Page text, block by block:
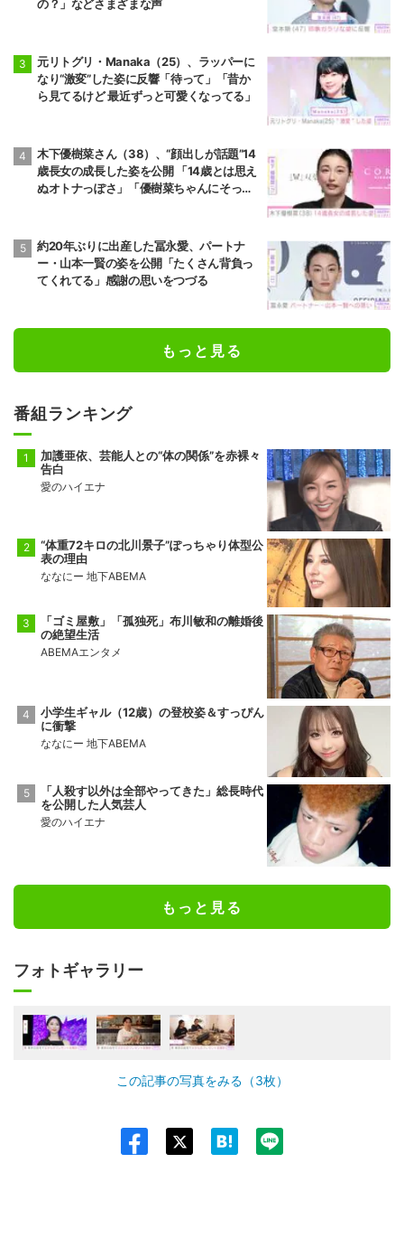
の？」などさまざまな声
元リトグリ・Manaka（25）、ラッパーに
なり“激変”した姿に反響「待って」「昔か
ら見てるけど 最近ずっと可愛くなってる」
木下優樹菜さん（38）、“顔出しが話題”14
歳長女の成長した姿を公開 「14歳とは思え
ぬオトナっぽさ」「優樹菜ちゃんにそっく
約20年ぶりに出産した冨永愛、パートナ
ー・山本一賢の姿を公開「たくさん背負っ
てくれてる」感謝の思いをつづる
もっと見る
番組ランキング
加護亜依、芸能人との“体の関係”を赤裸々
告白
愛のハイエナ
“体重72キロの北川景子”ぽっちゃり体型公
表の理由
ななにー 地下ABEMA
「ゴミ屋敷」「孤独死」布川敏和の離婚後
の絶望生活
ABEMAエンタメ
小学生ギャル（12歳）の登校姿＆すっぴん
に衝撃
ななにー 地下ABEMA
「人殺す以外は全部やってきた」総長時代
を公開した人気芸人
愛のハイエナ
もっと見る
フォトギャラリー
この記事の写真をみる（3枚）